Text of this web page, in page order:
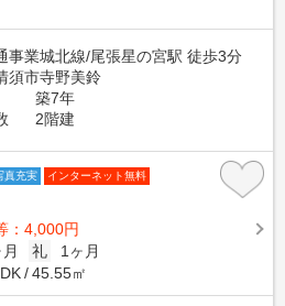
事業城北線/尾張星の宮駅 徒歩3分
須市寺野美鈴
築7年
2階建
真充実 インターネット無料
：4,000円
礼
1ヶ月
45.55㎡